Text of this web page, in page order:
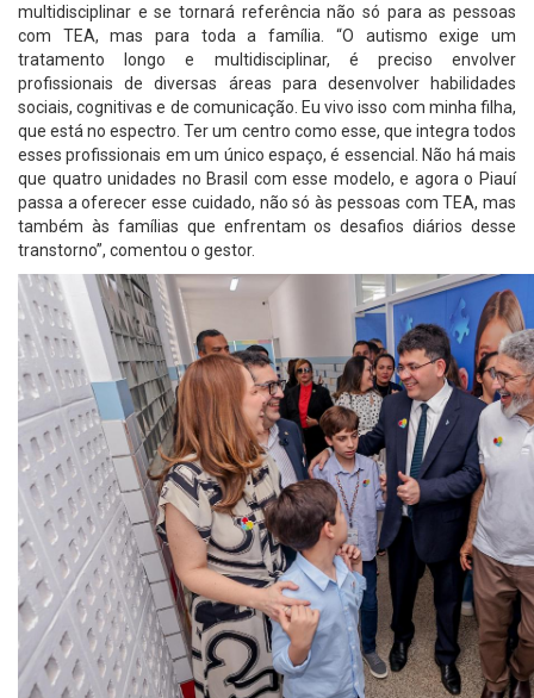
multidisciplinar e se tornará referência não só para as pessoas
com TEA, mas para toda a família. “O autismo exige um
tratamento longo e multidisciplinar, é preciso envolver
profissionais de diversas áreas para desenvolver habilidades
sociais, cognitivas e de comunicação. Eu vivo isso com minha filha,
que está no espectro. Ter um centro como esse, que integra todos
esses profissionais em um único espaço, é essencial. Não há mais
que quatro unidades no Brasil com esse modelo, e agora o Piauí
passa a oferecer esse cuidado, não só às pessoas com TEA, mas
também às famílias que enfrentam os desafios diários desse
transtorno”, comentou o gestor.